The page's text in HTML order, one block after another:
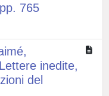
765
inedite,
del